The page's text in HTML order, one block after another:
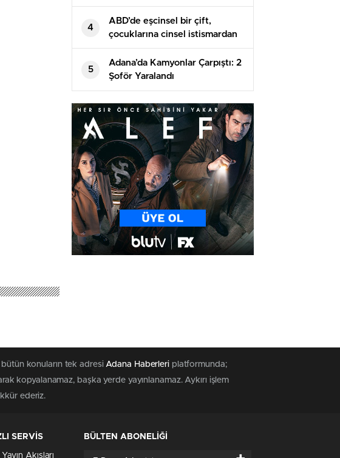
suçlaması! Tıpkı sertlikte
karşılık geldi
4
ABD’de eşcinsel bir çift,
çocuklarına cinsel istismardan
100 yıl mahpus cezası aldı
5
Adana’da Kamyonlar Çarpıştı: 2
Şoför Yaralandı
bütün konuların tek adresiAdana Haberleriplatformunda;
kopyalanamaz, başka yerde yayınlanamaz. Aykırı işlem
ederiz.
SERVİS
Yayın Akışları
BÜLTEN ABONELİĞİ